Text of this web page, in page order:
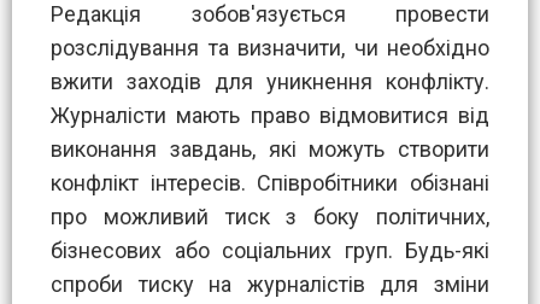
Редакція зобов'язується провести
розслідування та визначити, чи необхідно
вжити заходів для уникнення конфлікту.
Журналісти мають право відмовитися від
виконання завдань, які можуть створити
конфлікт інтересів. Співробітники обізнані
про можливий тиск з боку політичних,
бізнесових або соціальних груп. Будь-які
спроби тиску на журналістів для зміни